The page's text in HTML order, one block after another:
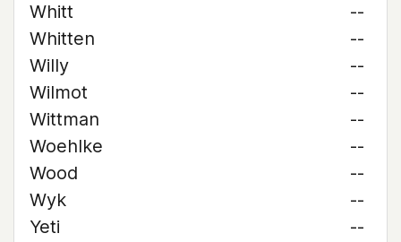
Whitt
--
Whitten
--
Willy
--
Wilmot
--
Wittman
--
Woehlke
--
Wood
--
Wyk
--
Yeti
--